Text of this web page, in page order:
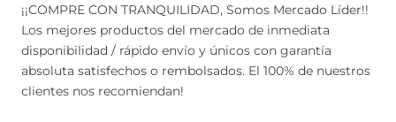
¡¡COMPRE CON TRANQUILIDAD, Somos Mercado Líder!!
Los mejores productos del mercado de inmediata
disponibilidad / rápido envío y únicos con garantía
absoluta satisfechos o rembolsados. El 100% de nuestros
clientes nos recomiendan!